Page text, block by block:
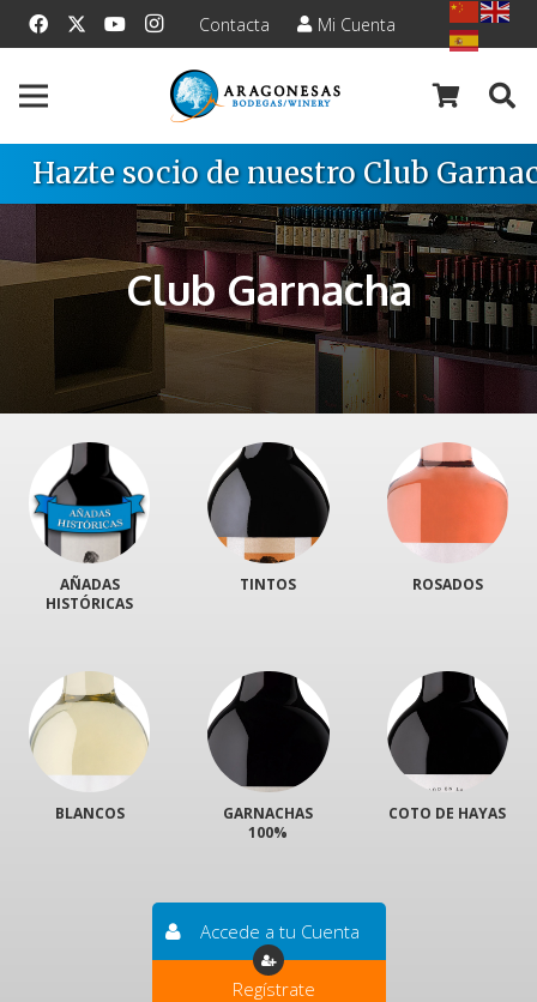
Contacta Mi Cuenta
Hazte socio de nuestro Club
Club Garnacha
AÑADAS
HISTÓRICAS
TINTOS ROSADOS
BLANCOS
GARNACHAS
100%
COTO DE HAYAS
Accede a tu Cuenta
Regístrate